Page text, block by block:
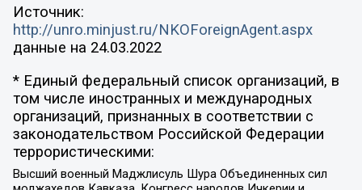
Источник:
http://unro.minjust.ru/NKOForeignAgent.aspx
данные на 24.03.2022
* Единый федеральный список организаций, в
том числе иностранных и международных
организаций, признанных в соответствии с
законодательством Российской Федерации
террористическими:
Высший военный Маджлисуль Шура Объединенных сил